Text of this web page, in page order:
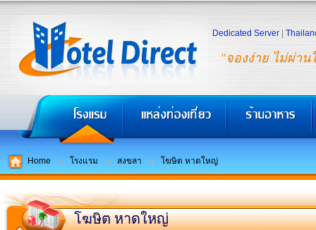
"จองง่าย ไม่ผ่าน
Dedicated Server
Home โรงแรม สงขลา โฆษิต หาดใหญ่
โฆษิต หาดใหญ่